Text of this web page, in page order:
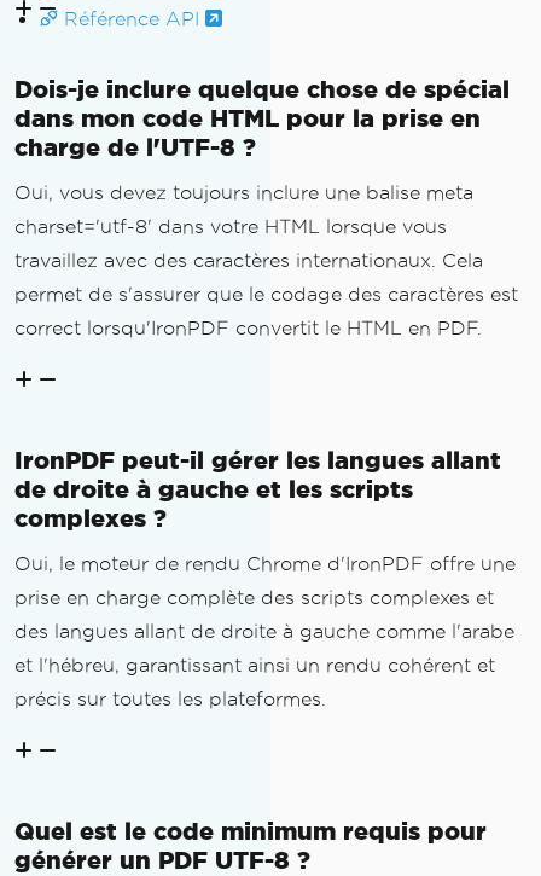
Référence API
Dois-je inclure quelque chose de spécial
dans mon code HTML pour la prise en
charge de l'UTF-8 ?
Oui, vous devez toujours inclure une balise meta
charset='utf-8' dans votre HTML lorsque vous
travaillez avec des caractères internationaux. Cela
permet de s'assurer que le codage des caractères est
correct lorsqu'IronPDF convertit le HTML en PDF.
IronPDF peut-il gérer les langues allant
de droite à gauche et les scripts
complexes ?
Oui, le moteur de rendu Chrome d'IronPDF offre une
prise en charge complète des scripts complexes et
des langues allant de droite à gauche comme l'arabe
et l'hébreu, garantissant ainsi un rendu cohérent et
précis sur toutes les plateformes.
Quel est le code minimum requis pour
générer un PDF UTF-8 ?